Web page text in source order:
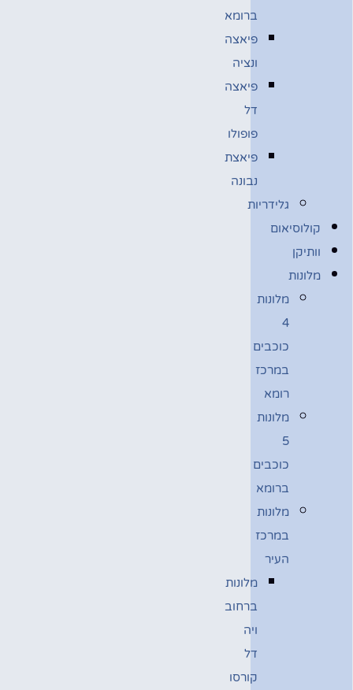
ברומא
פיאצה
ונציה
פיאצה
דל
פופולו
פיאצת
נבונה
גלידריות
קולוסיאום
וותיקן
מלונות
מלונות
4
כוכבים
במרכז
רומא
מלונות
5
כוכבים
ברומא
מלונות
במרכז
העיר
מלונות
ברחוב
ויה
דל
קורסו